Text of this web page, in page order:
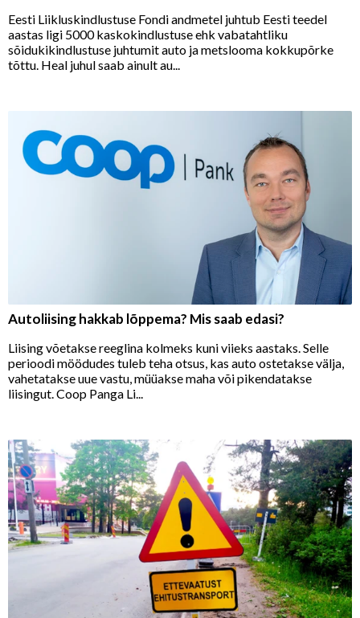
Eesti Liikluskindlustuse Fondi andmetel juhtub Eesti teedel
aastas ligi 5000 kaskokindlustuse ehk vabatahtliku
sõidukikindlustuse juhtumit auto ja metslooma kokkupõrke
tõttu. Heal juhul saab ainult au...
Autoliising hakkab lõppema? Mis saab edasi?
Liising võetakse reeglina kolmeks kuni viieks aastaks. Selle
perioodi möödudes tuleb teha otsus, kas auto ostetakse välja,
vahetatakse uue vastu, müüakse maha või pikendatakse
liisingut. Coop Panga Li...